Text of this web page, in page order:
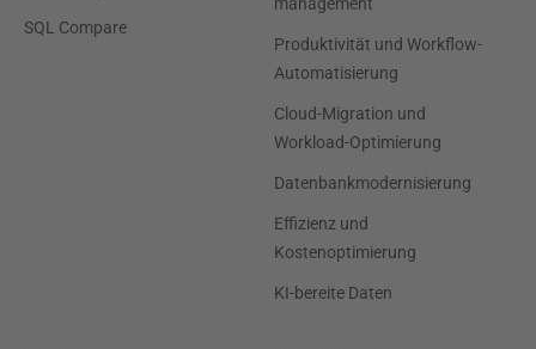
SQL Compare
management
Produktivität und Workflow-
Automatisierung
Cloud-Migration und
Workload-Optimierung
Datenbankmodernisierung
Effizienz und
Kostenoptimierung
KI-bereite Daten